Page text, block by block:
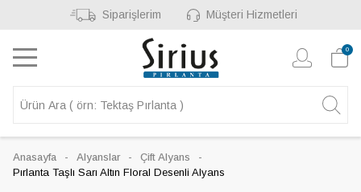
Siparişlerim Müşteri Hizmetleri
0
Anasayfa Alyanslar
Çift Alyans
Pırlanta Taşlı Sarı Altın Floral Desenli Alyans